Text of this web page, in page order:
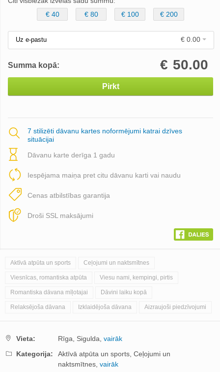
€ 40
€ 80 € 100 € 200
Uz e-pastu € 0.00
Summa kopā: 50.00
€
Pirkt
7 stilizēti dāvanu kartes noformējumi katrai dzīves
situācijai
Dāvanu karte derīga 1 gadu
Iespējama maiņa pret citu dāvanu karti vai naudu
Cenas atbilstības garantija
Droši SSL maksājumi
Aktīvā atpūta un sports Ceļojumi un naktsmītnes
Viesnīcas, romantiska atpūta Viesu nami, kempingi, pirtis
Romantiska dāvana mīļotajai Dāvini laiku kopā
Relaksējoša dāvana Izklaidējoša dāvana Aizraujoši piedzīvojumi
Vieta: Rīga, Sigulda, vairāk
Kategorija:
Aktīvā atpūta un sports, Ceļojumi un
naktsmītnes, vairāk